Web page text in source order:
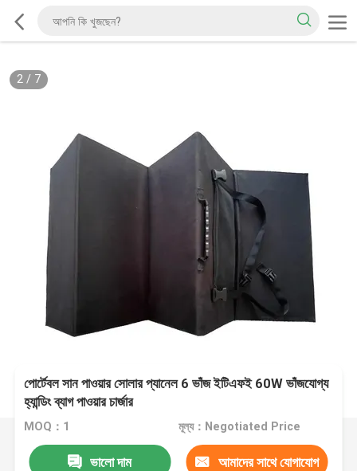
2/ 7
পোর্টেবল সান পাওয়ার সোলার প্যানেল 6 ভাঁজ ইটিএফই 60W ভাঁজযোগ্য
হ্যান্ডিং ব্যাগ পাওয়ার চার্জার
MOQ：1 মূল্য：Negotiated Price
ভালো দাম আমাদের সাথে যোগাযোগ